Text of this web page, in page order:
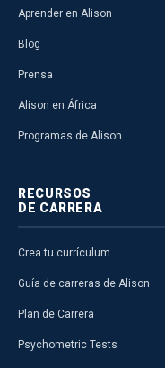
Aprender en Alison
Blog
Prensa
Alison en África
Programas de Alison
RECURSOS
DE CARRERA
Crea tu currículum
Guía de carreras de Alison
Plan de Carrera
Psychometric Tests